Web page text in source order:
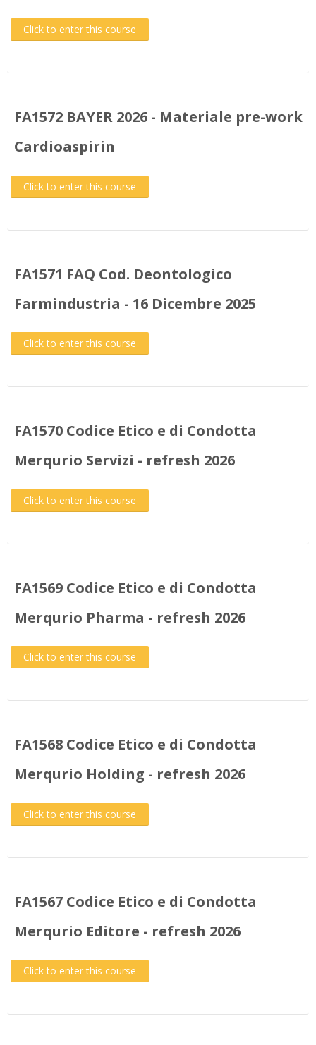
Click to enter this course
FA1572 BAYER 2026 - Materiale pre-work
Cardioaspirin
Click to enter this course
FA1571 FAQ Cod. Deontologico
Farmindustria - 16 Dicembre 2025
Click to enter this course
FA1570 Codice Etico e di Condotta
Merqurio Servizi - refresh 2026
Click to enter this course
FA1569 Codice Etico e di Condotta
Merqurio Pharma - refresh 2026
Click to enter this course
FA1568 Codice Etico e di Condotta
Merqurio Holding - refresh 2026
Click to enter this course
FA1567 Codice Etico e di Condotta
Merqurio Editore - refresh 2026
Click to enter this course